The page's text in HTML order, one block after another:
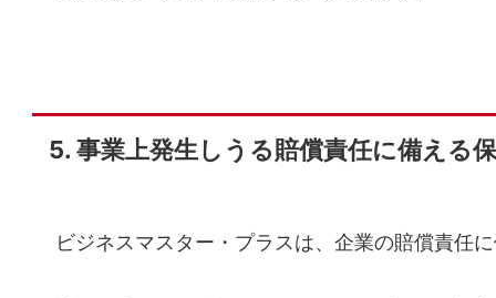
事業上発生しうる賠償責任に備える
ビジネスマスター・プラスは、企業の賠償責任